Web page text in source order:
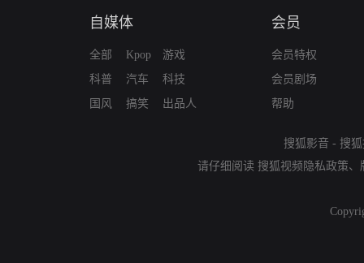
自媒体
全部
科普
国风
Kpop
汽车
搞笑
游戏
科技
出品人
会员
会员特权
会员剧场
帮助
搜狐影音 - 搜
请仔细阅读 搜狐视频隐私政策、